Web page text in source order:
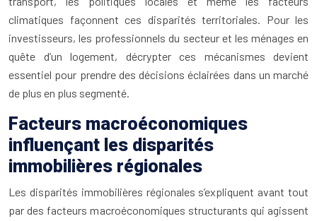
climatiques façonnent ces disparités territoriales. Pour les
investisseurs, les professionnels du secteur et les ménages en
quête d’un logement, décrypter ces mécanismes devient
essentiel pour prendre des décisions éclairées dans un marché
de plus en plus segmenté.
Facteurs macroéconomiques
influençant les disparités
immobilières régionales
Les disparités immobilières régionales s’expliquent avant tout
par des facteurs macroéconomiques structurants qui agissent